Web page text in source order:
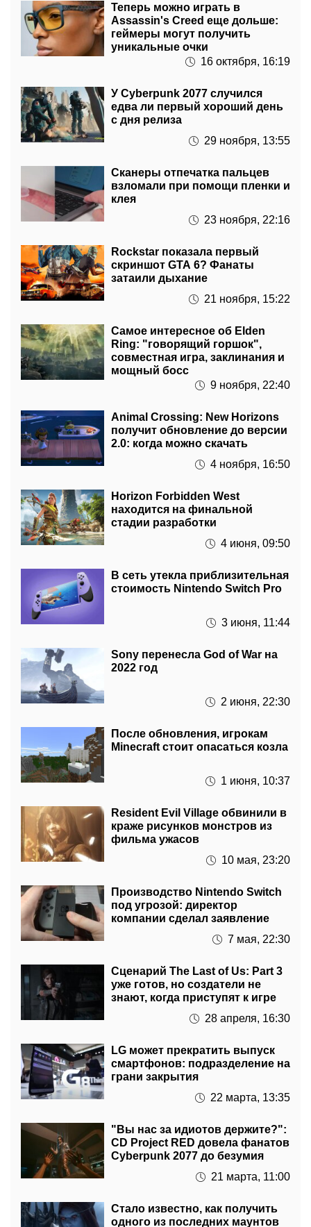
геймеры могут получить
уникальные очки
16 октября, 16:19
У Cyberpunk 2077 случился
с дня релиза
29 ноября, 13:55
Сканеры отпечатка пальцев
клея
23 ноября, 22:16
Rockstar показала первый
затаили дыхание
21 ноября, 15:22
Самое интересное об Elden
совместная игра, заклинания и
мощный босс
9 ноября, 22:40
Animal Crossing: New Horizons
2.0: когда можно скачать
4 ноября, 16:50
Horizon Forbidden West
стадии разработки
4 июня, 09:50
В сеть утекла приблизительная
3 июня, 11:44
Sony перенесла God of War на
После обновления, игрокам
1 июня, 10:37
Resident Evil Village обвинили в
фильма ужасов
10 мая, 23:20
Производство Nintendo Switch
компании сделал заявление
7 мая, 22:30
Сценарий The Last of Us: Part 3
знают, когда приступят к игре
28 апреля, 16:30
LG может прекратить выпуск
грани закрытия
22 марта, 13:35
"Вы нас за идиотов держите?":
Cyberpunk 2077 до безумия
21 марта, 11:00
Стало известно, как получить
World of Warcraft: Shadowlands